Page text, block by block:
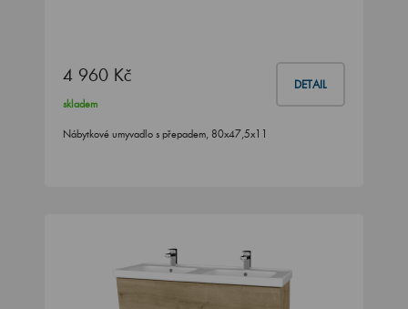
4 960 Kč DETAIL
skladem
Nábytkové umyvadlo s přepadem, 80x47,5x11